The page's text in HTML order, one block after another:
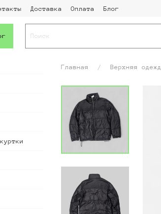
Доставка Оплата Блог
Главная Верхняя